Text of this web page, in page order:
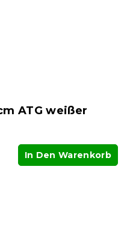
ATG weißer
In Den Warenkorb